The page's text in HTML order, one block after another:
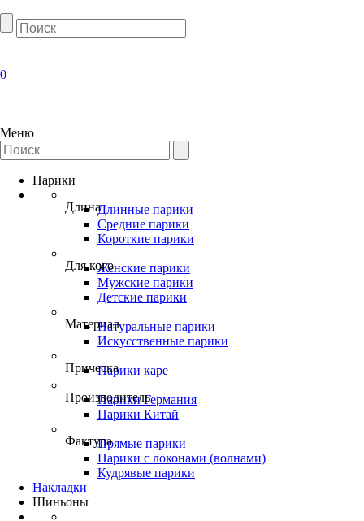
0
Меню
Парики
ДлинаДлинные парики
Средние парики
Короткие парики
Для когоЖенские парики
Мужские парики
Детские парики
МатериалНатуральные парики
Искусственные парики
ПрическаПарики каре
Производитель
Парики Германия
Парики Китай
ФактураПрямые парики
Парики с локонами (волнами)
Кудрявые парики
Накладки
Шиньоны